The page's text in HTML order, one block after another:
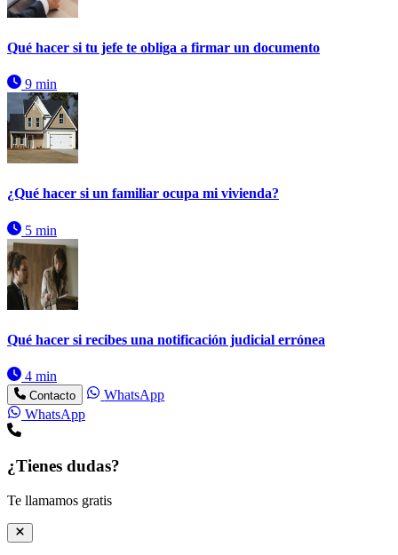
Qué hacer si tu jefe te obliga a firmar un documento
9 min
¿Qué hacer si un familiar ocupa mi vivienda?
5 min
Qué hacer si recibes una notificación judicial errónea
4 min
Contacto
WhatsApp
WhatsApp
¿Tienes dudas?
Te llamamos gratis